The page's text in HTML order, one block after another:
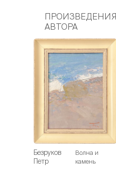
ПРОИЗВЕДЕНИЯ
АВТОРА
Безруков
Петр
Волна и
камень